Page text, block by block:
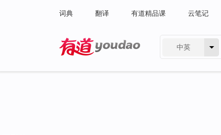
词典 翻译 有道精品课 云笔记
中英